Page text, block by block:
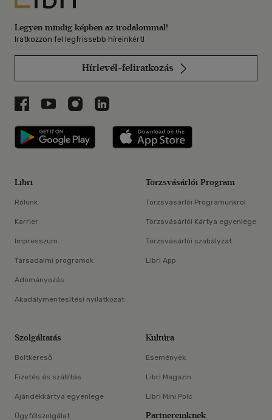
Legyen mindig képben az irodalommal!
Iratkozzon fel legfrissebb híreinkért!
Hírlevél-feliratkozás
Libri a Facebookon
Libri a Youtube-on
Libri az Instagramon
Libri a LinkedInen
Libri applikáció Szerezd meg: Google
Libri
Rólunk
Karrier
Impresszum
Társadalmi programok
Adományozás
Akadálymentesítési nyilatkozat
Törzsvásárlói Program
Törzsvásárlói Programunkról
Törzsvásárlói Kártya egyenlege
Törzsvásárlói szabályzat
Libri App
Szolgáltatás
Boltkereső
Fizetés és szállítás
Ajándékkártya egyenlege
Ügyfélszolgálat
Kultúra
Események
Libri Magazin
Libri Mini Polc
Partnereinknek